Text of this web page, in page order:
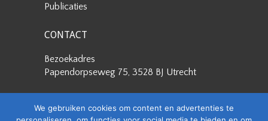
Publicaties
CONTACT
Bezoekadres
Papendorpseweg 75, 3528 BJ Utrecht
Papendorpseweg 75, 3528 BJ Utrecht
We gebruiken cookies om content en advertenties te